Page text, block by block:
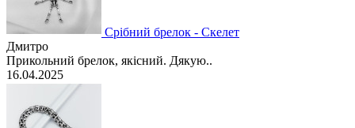
Срібний брелок - Скелет
Дмитро
Прикольний брелок, якісний. Дякую..
16.04.2025